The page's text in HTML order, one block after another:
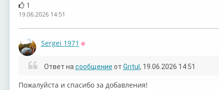
1
19.06.2026 14:51
Sergei 1971
Ответ на сообщение от Gritul , 19.06.2026 14:51
Пожалуйста и спасибо за добавления!